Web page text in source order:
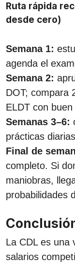
Ruta rápida
desde cero)
Semana 1:
agenda el
Semana 2:
DOT; compara
ELDT con buen
Semanas 3–6:
prácticas
Final de
completo. Si
maniobras,
probabilidades
La CDL es una
salarios